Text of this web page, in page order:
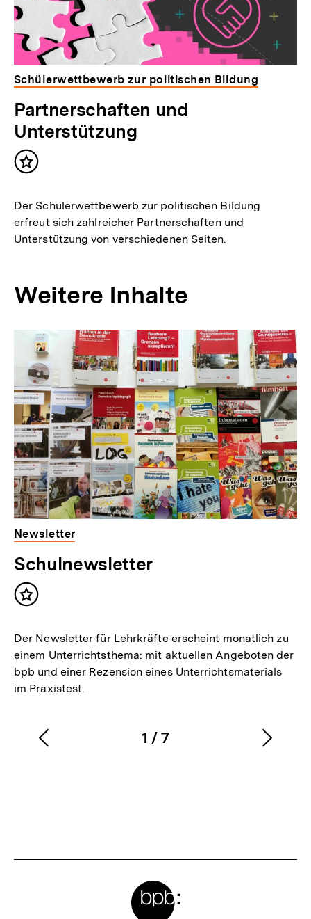
Schülerwettbewerb zur politischen Bildung
Partnerschaften und
Unterstützung
Inhalt
Der Schülerwettbewerb zur politischen Bildung
erfreut sich zahlreicher Partnerschaften und
Unterstützung von verschiedenen Seiten.
Weitere Inhalte
Inhaltskarussell
überspringen
Newsletter
Schulnewsletter
Inhalt
Der Newsletter für Lehrkräfte erscheint monatlich zu
einem Unterrichtsthema: mit aktuellen Angeboten der
bpb und einer Rezension eines Unterrichtsmaterials
im Praxistest.
Karussellinhalt
1
von
/7
Vorherigen